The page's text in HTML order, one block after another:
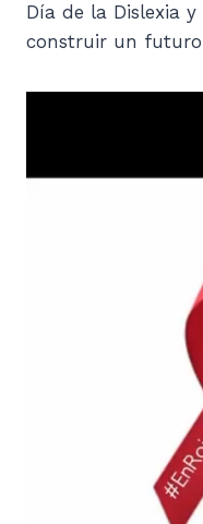
Día de la Dislexia
construir un